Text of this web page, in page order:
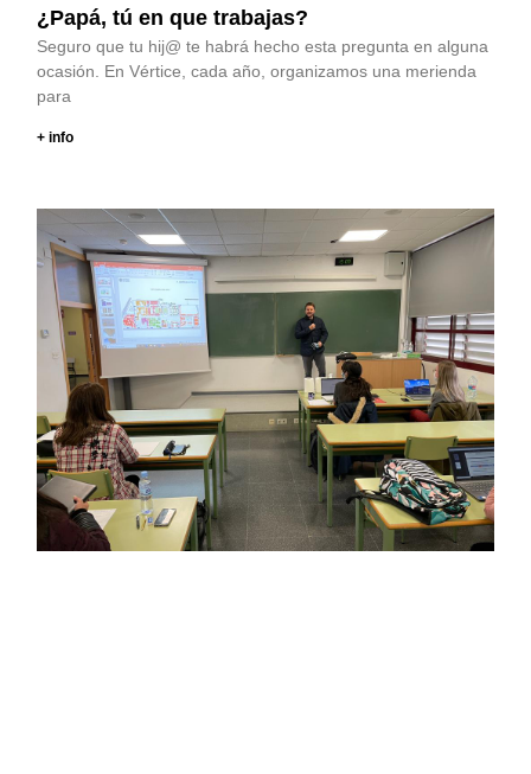
¿Papá, tú en que trabajas?
Seguro que tu hij@ te habrá hecho esta pregunta en alguna
ocasión. En Vértice, cada año, organizamos una merienda
para
+ info